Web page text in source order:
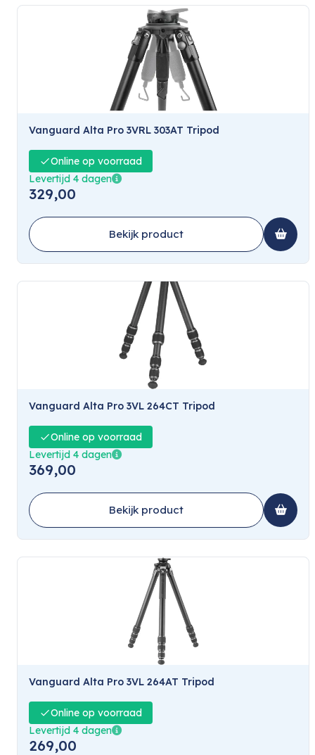
Vanguard Alta Pro 3VRL 303AT Tripod
Online op voorraad
Levertijd 4 dagen
329,00
Bekijk product
Vanguard Alta Pro 3VL 264CT Tripod
Online op voorraad
Levertijd 4 dagen
369,00
Bekijk product
Vanguard Alta Pro 3VL 264AT Tripod
Online op voorraad
Levertijd 4 dagen
269,00